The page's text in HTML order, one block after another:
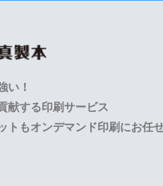
い！
献する印刷サービス
トもオンデマンド印刷にお任